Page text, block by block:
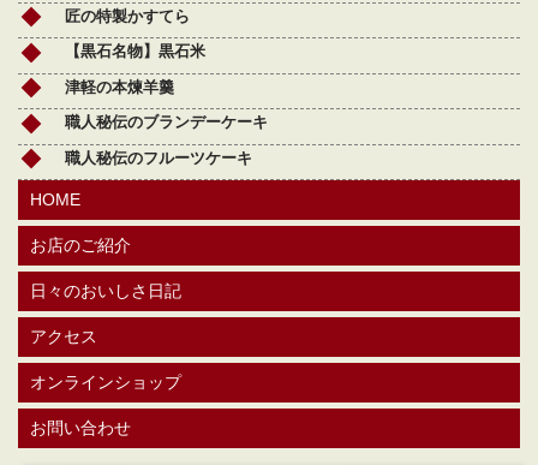
匠の特製かすてら
【黒石名物】黒石米
津軽の本煉羊羹
職人秘伝のブランデーケーキ
職人秘伝のフルーツケーキ
HOME
お店のご紹介
日々のおいしさ日記
アクセス
オンラインショップ
お問い合わせ